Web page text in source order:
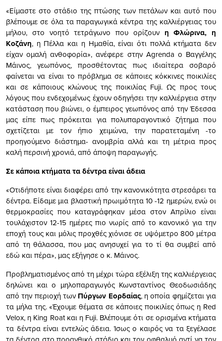
«Είµαστε στο στάδιο της πτώσης των πετάλων και αυτό που
βλέπουµε σε όλα τα παραγωγικά κέντρα της καλλιέργειας του
µήλου, στο νοητό τετράγωνο που ορίζουν η Φλώρινα, η
Κοζάνη, η Πέλλα και η Ηµαθία, είναι ότι πολλά κτήµατα δεν
είχαν οµαλή ανθοφορία», ανέφερε στην Agrenda ο Βαγγέλης
Μάινος, γεωπόνος, προσθέτοντας πως ιδιαίτερα σοβαρό
φαίνεται να είναι το πρόβληµα σε κάποιες κόκκινες ποικιλίες
και σε κάποιους κλώνους της ποικιλίας Fuji. Ως προς τους
λόγους που ενδεχοµένως έχουν οδηγήσει την καλλιέργεια στην
κατάσταση που βιώνει, ο έµπειρος γεωπόνος από την Έδεσσα
µας είπε πως πρόκειται για πολυπαραγοντικό ζήτηµα που
σχετίζεται µε τον ήπιο χειµώνα, την παρατεταµένη -το
προηγούµενο διάστηµα- ανοµβρία αλλά και τη µέτρια προς
καλή περσινή χρονιά, από άποψη παραγωγής.
Σε κάποια κτήµατα τα δέντρα είναι άδεια
«Οτιδήποτε είναι διαφέρει από την κανονικότητα στρεσάρει τα
δέντρα. Είδαµε µια βλαστική πρωιµότητα 10 -12 ηµερών, ενώ οι
θερµοκρασίες που καταγράφηκαν µέσα στον Απρίλιο είναι
τουλάχιστον 12-15 ηµέρες πιο νωρίς από το κανονικό για την
εποχή τους και µόλις προχθές χιόνισε σε υψόµετρο 800 µέτρα
από τη θάλασσα, που µας ανησυχεί για το τί θα συµβεί από
εδώ και πέρα», µας εξήγησε ο κ. Μάινος.
Προβληµατισµένος από τη µέχρι τώρα εξέλιξη της καλλιέργειας
δηλώνει και ο µηλοπαραγωγός Κωνσταντίνος Θεοδωσιάδης
από την περιοχή των Πύργων Εορδαίας, η οποία φηµίζεται για
τα µήλα της. «Έχουµε θέµατα σε κάποιες ποικιλίες όπως η Red
Velox, η King Roat και η Fuji. Βλέπουµε ότι σε ορισµένα κτήµατα
τα δέντρα είναι εντελώς άδεια. Ίσως ο καιρός να τα ξεγέλασε